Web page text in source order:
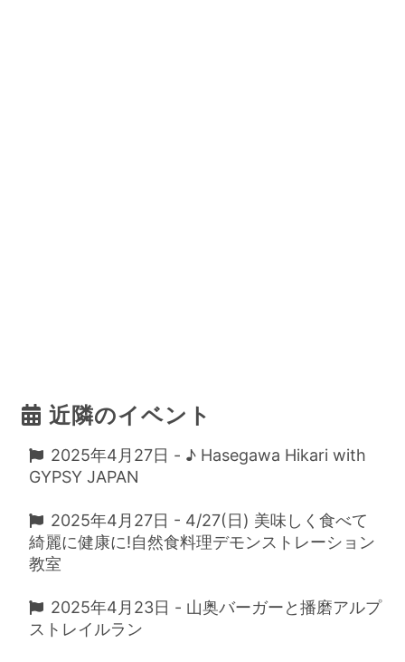
近隣のイベント
2025年4月27日 - ♪ Hasegawa Hikari with
GYPSY JAPAN
2025年4月27日 - 4/27(日) 美味しく食べて
綺麗に健康に!自然食料理デモンストレーション
教室
2025年4月23日 - 山奥バーガーと播磨アルプ
ストレイルラン